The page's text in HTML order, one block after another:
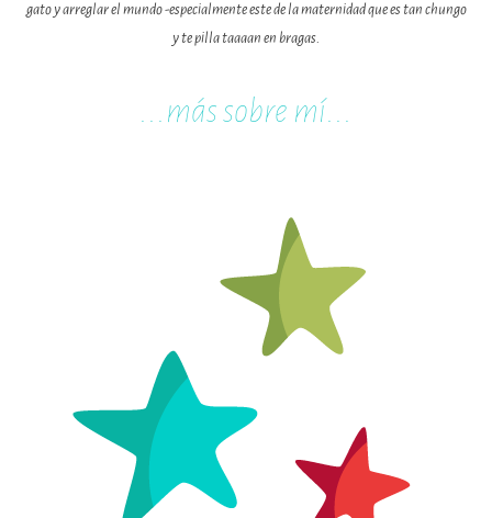
gato y arreglar el mundo -especialmente este de la maternidad que es tan chungo
y te pilla taaaan en bragas.
...más sobre mí...